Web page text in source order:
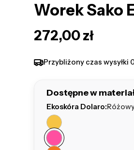
Worek Sako
Cena
272,00 zł
Przybliżony czas wysyłki
Dostępne w
Ekoskóra Dolaro: